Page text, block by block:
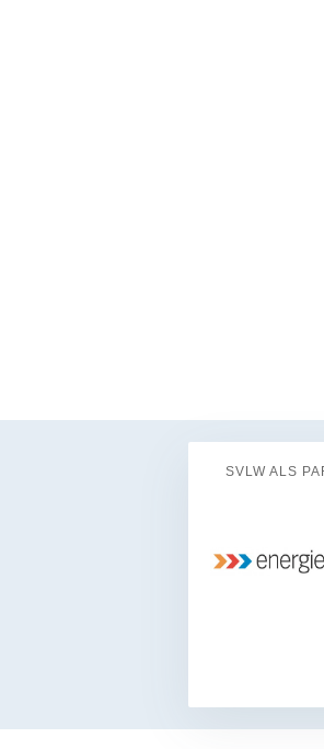
SVLW ALS